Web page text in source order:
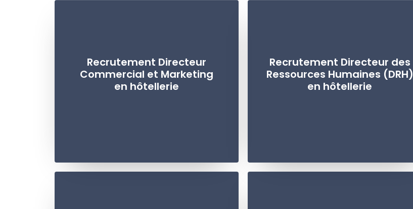
Recrutement Directeur
Commercial et Marketing
en hôtellerie
Recrutement Directeur des
Ressources Humaines (DRH)
en hôtellerie